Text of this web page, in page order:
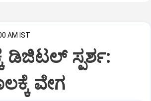
AM IST
ಡಿಜಿಟಲ್‌ ಸ್ಪರ್ಶ:
ವೇಗ